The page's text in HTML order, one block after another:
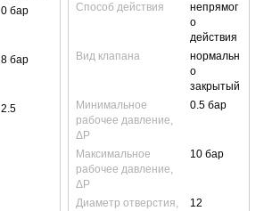
0 бар
8 бар
2.5
Способ действия
непрямог
о
действия
Вид клапана
нормальн
о
закрытый
Минимальное
рабочее давление,
ΔP
0.5 бар
Максимальное
рабочее давление,
ΔP
10 бар
Диаметр отверстия,
12